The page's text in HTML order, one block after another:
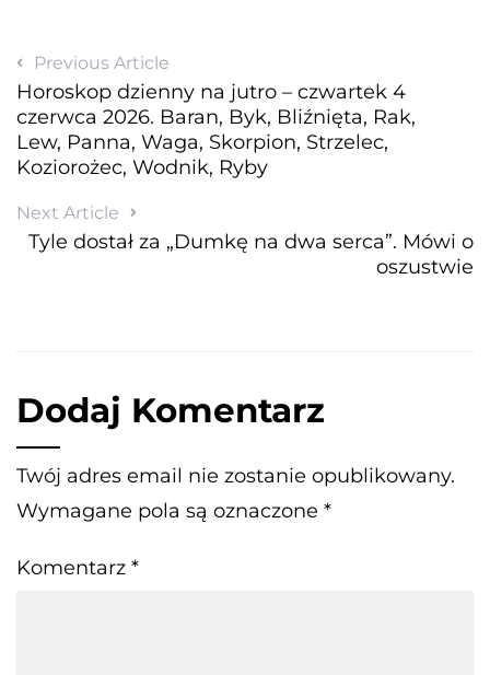
Previous Article
Horoskop dzienny na jutro – czwartek 4
czerwca 2026. Baran, Byk, Bliźnięta, Rak,
Lew, Panna, Waga, Skorpion, Strzelec,
Koziorożec, Wodnik, Ryby
Next Article
Tyle dostał za „Dumkę na dwa serca”. Mówi o
oszustwie
Dodaj Komentarz
Twój adres email nie zostanie opublikowany.
Wymagane pola są oznaczone *
Komentarz *